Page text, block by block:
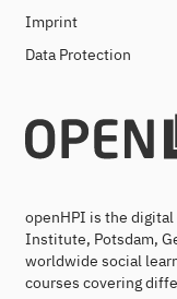
Imprint
Data Protection
openHPI is the
Institute, Potsdam,
worldwide social
courses covering